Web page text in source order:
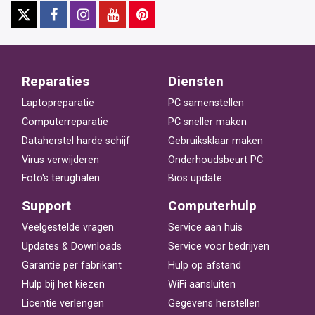
Reparaties
Laptopreparatie
Computerreparatie
Dataherstel harde schijf
Virus verwijderen
Foto's terughalen
Diensten
PC samenstellen
PC sneller maken
Gebruiksklaar maken
Onderhoudsbeurt PC
Bios update
Support
Veelgestelde vragen
Updates & Downloads
Garantie per fabrikant
Hulp bij het kiezen
Licentie verlengen
Computerhulp
Service aan huis
Service voor bedrijven
Hulp op afstand
WiFi aansluiten
Gegevens herstellen